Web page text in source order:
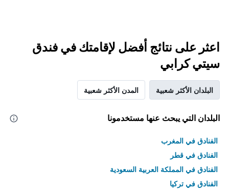
اعثر على نتائج أفضل لإقامتك في فندق
سيتي كرابي
البلدان الأكثر شعبية المدن الأكثر شعبية
البلدان التي يبحث عنها مستخدمونا
الفنادق في المغرب
الفنادق في قطر
الفنادق في المملكة العربية السعودية
الفنادق في تركيا